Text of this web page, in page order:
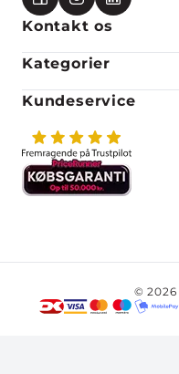
Kontakt os
Kategorier
Kundeservice
© 2026